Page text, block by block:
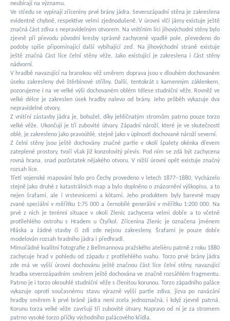
neubírají na významu.
Ve středu se vypínají zříceniny prvé brány jádra. Severozápadní stěna je zakreslena
evidentně chybně, respektive velmi zjednodušeně. V úrovni vlčí jámy existuje ještě
značná část zdiva s nepravidelným otvorem. Na vnitřním líci jihovýchodní stěny bylo
zjevně při převodu původní kresby správně zachycené vpadlé pole, převedeno do
podoby spíše připomínající další vybíhající zeď. Na jihovýchodní straně existuje
ještě značná část líce čelní stěny věže. Jako existující je zakreslena i část stěny
nádvorní.
V hradbě navazující na branskou věž směrem doprava jsou v dlouhém dochovaném
úseku zakresleny dvě štěrbinové střílny. Další, tentokrát s kamenným záklenkem,
pozorujeme i na ve velké výši dochovaném oblém tělese studniční věže. Rovněž ve
velké délce je zakreslen úsek hradby nalevo od brány. Jeho průběh vykazuje dva
nepravidelné otvory.
Z vnitřní zástavby jádra je, bohužel, díky jehličnatým stromům patrno pouze torzo
velké věže. Ukončují je tři zubovité útvary. Západní nároží, které je ve skutečnosti
oblé, je zakresleno jako pravoúhlé, stejně jako v úplnosti dochované nároží severní.
Z čelní stěny jsou ještě dochovány značné partie v okolí špalety okénka dřevem
zateplené prostory, tvoří však již konzolovitý převis. Pod ním se zdá být zachycena
rovná hrana, snad pozůstatek nějakého otvoru. V nižší úrovni opět existuje značný
rozsah líce.
Třetí vojenské mapování bylo pro Čechy provedeno v letech 1877–1880. Vycházelo
stejně jako druhé z katastrálních map a bylo doplněno o znázornění výškopisu, a to
nejen šrafami, ale i vrstevnicemi a kótami. Jeho produktem byly barevné mapy
zvané speciální v měřítku 1:75 000 a černobílé generální v měřítku 1:200 000. Na
prvé z nich je terénní situace v okolí Zlenic zachycena velmi dobře a to včetně
protilehlého ostrohu s Hradem u Čtyřkol. Zřícenina Zlenic je označena jménem
Hláska a žádné stavby či zdi zde nejsou zakresleny. Šrafami je pouze dobře
modelován rozsah hradního jádra i předhradí.
Mimořádně kvalitní fotografie z Bellmannova pražského ateliéru patrně z roku 1880
zachycuje hrad v pohledu od západu z protilehlého svahu. Torzo prvé brány jádra
zde má ve vyšší úrovni dochovánu ještě značnou část líce čelní stěny, navazující
hradba severozápadním směrem ještě dochována ve značně rozsáhlém fragmentu.
Patrno je i torzo okrouhlé studniční věže s členitou korunou. Torzo západního paláce
vykazuje oproti současnému stavu výrazně vyšší partie zdiva, jizva po navázání
hradby směrem k prvé bráně jádra není zcela jednoznačná, i když zjevně patrná.
Korunu torza velké věže završují tři zubovité útvary. Napravo od ní je za stromem
patrno vysoké torzo příčky východního palácového křídla.